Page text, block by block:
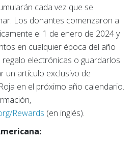
cada vez que se
Los donantes comenzaron a
el 1 de enero de 2024 y
en cualquier época del año
electrónicas o guardarlos
un artículo exclusivo de
en el próximo año calendario.
Rewards (en inglés).